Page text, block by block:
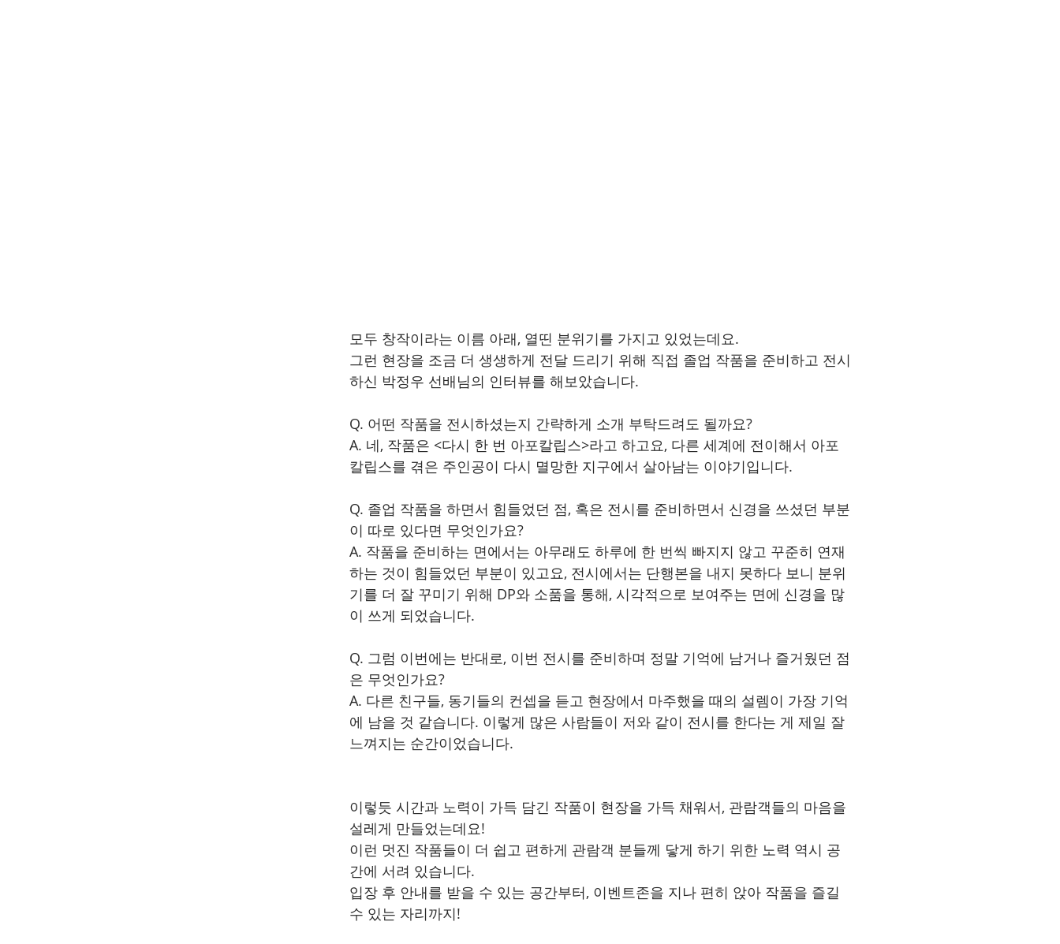
모두 창작이라는 이름 아래, 열띤 분위기를 가지고 있었는데요.
그런 현장을 조금 더 생생하게 전달 드리기 위해 직접 졸업 작품을 준비하고 전시
하신 박정우 선배님의 인터뷰를 해보았습니다.
Q. 어떤 작품을 전시하셨는지 간략하게 소개 부탁드려도 될까요?
A. 네, 작품은 <다시 한 번 아포칼립스>라고 하고요, 다른 세계에 전이해서 아포
칼립스를 겪은 주인공이 다시 멸망한 지구에서 살아남는 이야기입니다.
Q. 졸업 작품을 하면서 힘들었던 점, 혹은 전시를 준비하면서 신경을 쓰셨던 부분
이 따로 있다면 무엇인가요?
A. 작품을 준비하는 면에서는 아무래도 하루에 한 번씩 빠지지 않고 꾸준히 연재
하는 것이 힘들었던 부분이 있고요, 전시에서는 단행본을 내지 못하다 보니 분위
기를 더 잘 꾸미기 위해 DP와 소품을 통해, 시각적으로 보여주는 면에 신경을 많
이 쓰게 되었습니다.
Q. 그럼 이번에는 반대로, 이번 전시를 준비하며 정말 기억에 남거나 즐거웠던 점
은 무엇인가요?
A. 다른 친구들, 동기들의 컨셉을 듣고 현장에서 마주했을 때의 설렘이 가장 기억
에 남을 것 같습니다. 이렇게 많은 사람들이 저와 같이 전시를 한다는 게 제일 잘
느껴지는 순간이었습니다.
이렇듯 시간과 노력이 가득 담긴 작품이 현장을 가득 채워서, 관람객들의 마음을
설레게 만들었는데요!
이런 멋진 작품들이 더 쉽고 편하게 관람객 분들께 닿게 하기 위한 노력 역시 공
간에 서려 있습니다.
입장 후 안내를 받을 수 있는 공간부터, 이벤트존을 지나 편히 앉아 작품을 즐길
수 있는 자리까지!